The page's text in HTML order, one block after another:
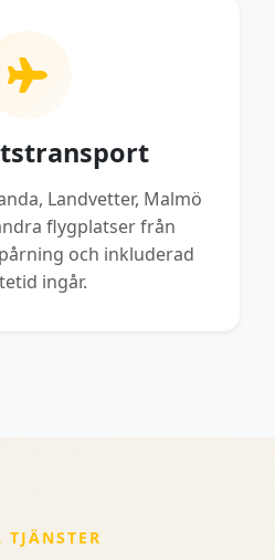
Landvetter, Malmö
flygplatser från
och inkluderad
ingår.
TJÄNSTER